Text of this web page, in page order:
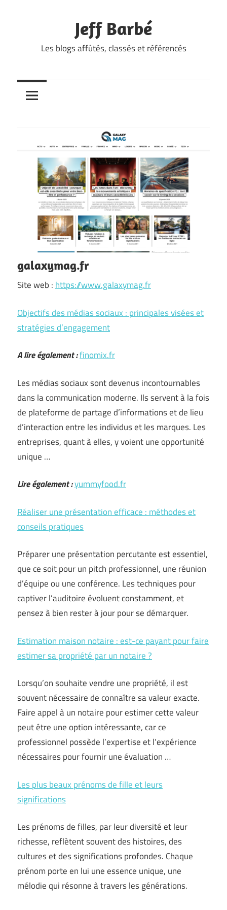
Jeff Barbé
Les blogs affûtés, classés et référencés
galaxymag.fr
Site web : https://www.galaxymag.fr
Objectifs des médias sociaux : principales visées et
stratégies d’engagement
A lire également :finomix.fr
Les médias sociaux sont devenus incontournables
dans la communication moderne. Ils servent à la fois
de plateforme de partage d’informations et de lieu
d’interaction entre les individus et les marques. Les
entreprises, quant à elles, y voient une opportunité
unique …
Lire également :yummyfood.fr
Réaliser une présentation efficace : méthodes et
conseils pratiques
Préparer une présentation percutante est essentiel,
que ce soit pour un pitch professionnel, une réunion
d’équipe ou une conférence. Les techniques pour
captiver l’auditoire évoluent constamment, et
pensez à bien rester à jour pour se démarquer.
Estimation maison notaire : est-ce payant pour faire
estimer sa propriété par un notaire ?
Lorsqu’on souhaite vendre une propriété, il est
souvent nécessaire de connaître sa valeur exacte.
Faire appel à un notaire pour estimer cette valeur
peut être une option intéressante, car ce
professionnel possède l’expertise et l’expérience
nécessaires pour fournir une évaluation …
Les plus beaux prénoms de fille et leurs
significations
Les prénoms de filles, par leur diversité et leur
richesse, reflètent souvent des histoires, des
cultures et des significations profondes. Chaque
prénom porte en lui une essence unique, une
mélodie qui résonne à travers les générations.